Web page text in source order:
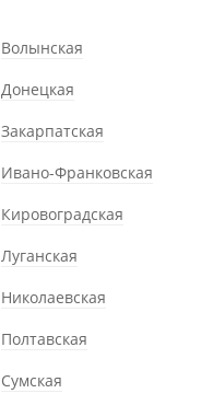
Волынская
Донецкая
Закарпатская
Ивано-Франковская
Кировоградская
Луганская
Николаевская
Полтавская
Сумская